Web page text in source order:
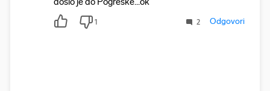
1 2 Odgovori